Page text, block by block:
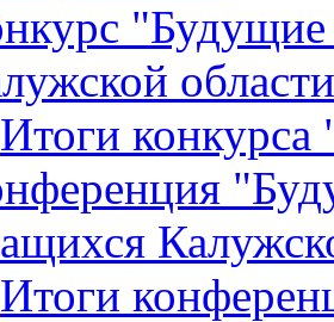
области
Итоги
Итоги